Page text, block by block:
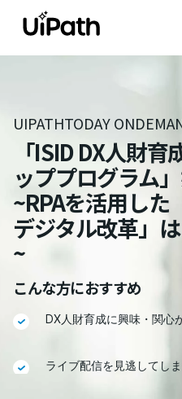
UIPATHTODAY
「ISID DX人財
ッププログラム
~RPAを活用した
デジタル改革」
~
こんな方におすすめ
DX人財育成に興味・関心
ライブ配信を見逃してし